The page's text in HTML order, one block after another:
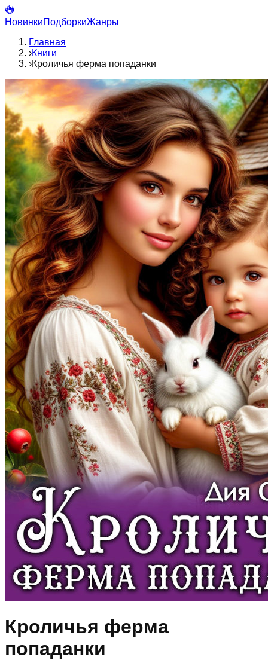
НовинкиПодборкиЖанры
Главная
›Книги
›Кроличья ферма попаданки
Кроличья ферма
попаданки